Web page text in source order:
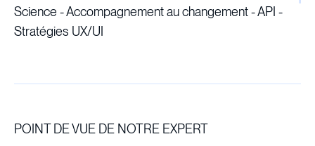
Science - Accompagnement au changement - API -
Stratégies UX/UI
POINT DE VUE DE NOTRE EXPERT